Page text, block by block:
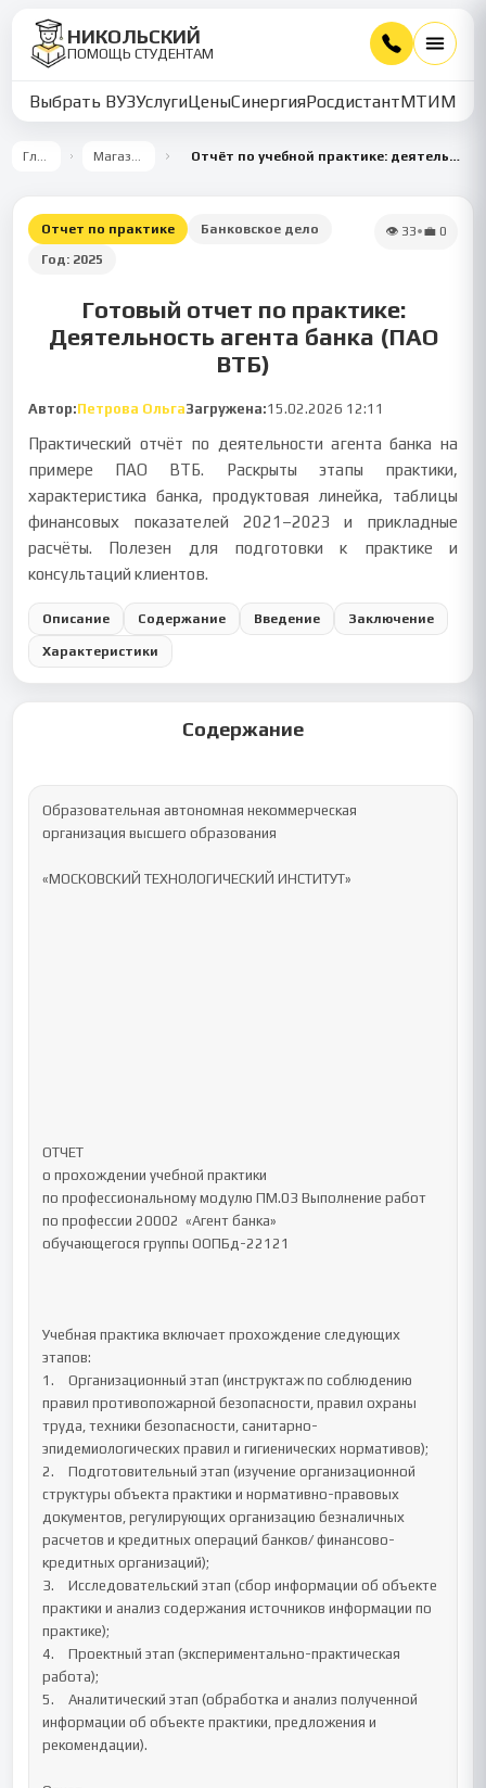
НИКОЛЬСКИЙ
ПОМОЩЬ СТУДЕНТАМ
Выбрать ВУЗУслугиЦеныСинергияРосдистантМТИММУ
Главная Магазин работ Отчёт по учебной практике: деятельность агента банка на примере ПАО ВТБ
Отчет по практике
Банковское дело
Год: 2025
👁 33•💼 0
Готовый отчет по практике:
Деятельность агента банка (ПАО
ВТБ)
Автор:Петрова ОльгаЗагружена:15.02.2026 12:11
Практический отчёт по деятельности агента банка на
примере ПАО ВТБ. Раскрыты этапы практики,
характеристика банка, продуктовая линейка, таблицы
финансовых показателей 2021–2023 и прикладные
расчёты. Полезен для подготовки к практике и
консультаций клиентов.
Описание Содержание Введение Заключение
Характеристики
Содержание
Образовательная автономная некоммерческая
организация высшего образования
«МОСКОВСКИЙ ТЕХНОЛОГИЧЕСКИЙ ИНСТИТУТ»
ОТЧЕТ
о прохождении учебной практики
по профессиональному модулю ПМ.03 Выполнение работ
по профессии 20002  «Агент банка»
обучающегося группы ООПБд-22121
Учебная практика включает прохождение следующих
этапов:
1.	Организационный этап (инструктаж по соблюдению
правил противопожарной безопасности, правил охраны
труда, техники безопасности, санитарно-
эпидемиологических правил и гигиенических нормативов);
2.	Подготовительный этап (изучение организационной
структуры объекта практики и нормативно-правовых
документов, регулирующих организацию безналичных
расчетов и кредитных операций банков/ финансово-
кредитных организаций);
3.	Исследовательский этап (сбор информации об объекте
практики и анализ содержания источников информации по
практике);
4.	Проектный этап (экспериментально-практическая
работа);
5.	Аналитический этап (обработка и анализ полученной
информации об объекте практики, предложения и
рекомендации).